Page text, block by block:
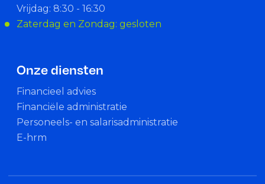
Vrijdag: 8:30 - 16:30
Zaterdag en Zondag: gesloten
Onze diensten
Financieel advies
Financiële administratie
Personeels- en salarisadministratie
E-hrm